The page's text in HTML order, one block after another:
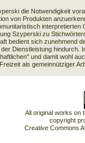
die Notwendigkeit
von Produkten
interpretierten
Szyperski zu
bedient sich zunehmend
Dienstleistung hindurch.
und damit wohl
als gemeinnütziger
All original works on
copyright
Creative Commons